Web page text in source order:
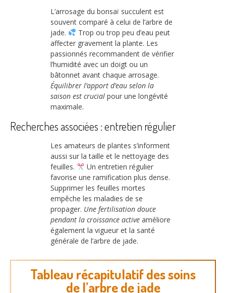
L’arrosage du bonsaï succulent est
souvent comparé à celui de l’arbre de
jade.
Trop ou trop peu d’eau peut
affecter gravement la plante. Les
passionnés recommandent de vérifier
l’humidité avec un doigt ou un
bâtonnet avant chaque arrosage.
Équilibrer l’apport d’eau selon la
saison est crucial pour une longévité
maximale.
Recherches associées : entretien régulier
Les amateurs de plantes s’informent
aussi sur la taille et le nettoyage des
feuilles.
Un entretien régulier
favorise une ramification plus dense.
Supprimer les feuilles mortes
empêche les maladies de se
propager. Une fertilisation douce
pendant la croissance active améliore
également la vigueur et la santé
générale de l’arbre de jade.
Tableau récapitulatif des soins
de l’arbre de jade